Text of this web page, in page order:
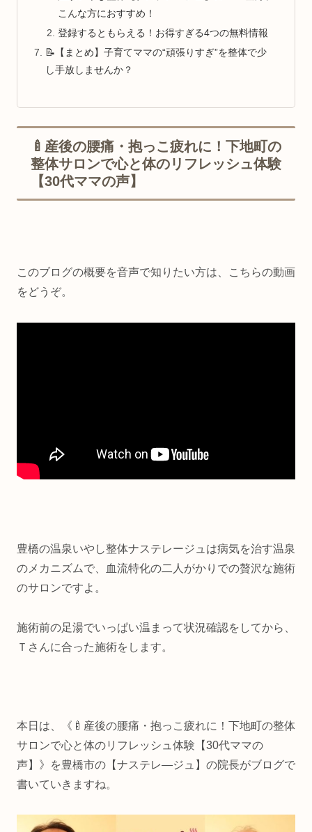
こんな方におすすめ！
登録するともらえる！お得すぎる4つの無料情報
📝【まとめ】子育てママの“頑張りすぎ”を整体で少
し手放しませんか？
🍼産後の腰痛・抱っこ疲れに！下地町の
整体サロンで心と体のリフレッシュ体験
【30代ママの声】
このブログの概要を音声で知りたい方は、こちらの動画
をどうぞ。
豊橋の温泉いやし整体ナステレージュは病気を治す温泉
のメカニズムで、血流特化の二人がかりでの贅沢な施術
のサロンですよ。
施術前の足湯でいっぱい温まって状況確認をしてから、
Ｔさんに合った施術をします。
本日は、《🍼産後の腰痛・抱っこ疲れに！下地町の整体
サロンで心と体のリフレッシュ体験【30代ママの
声】》を豊橋市の【ナステレ―ジュ】の院長がブログで
書いていきますね。